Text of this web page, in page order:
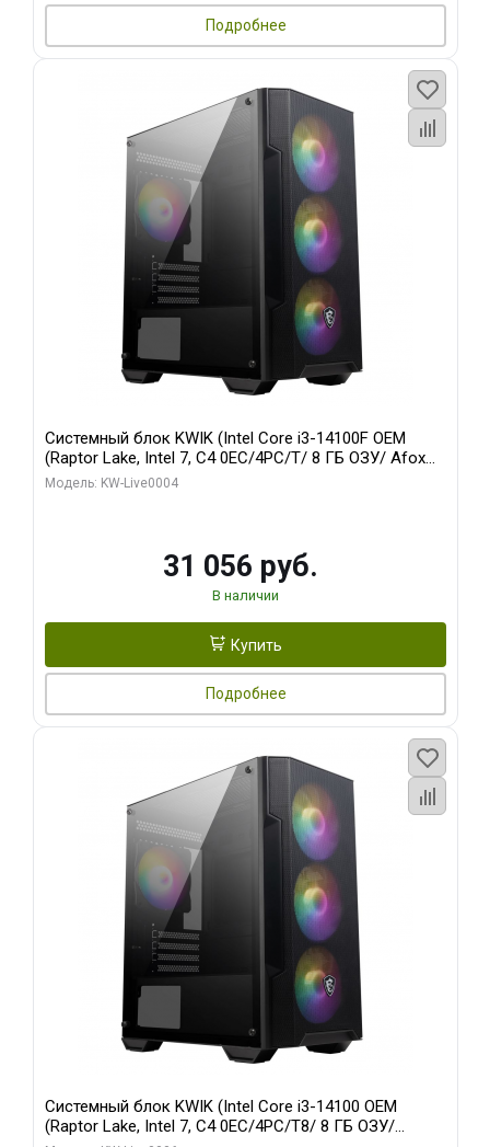
Подробнее
Системный блок KWIK (Intel Core i3-14100F OEM
(Raptor Lake, Intel 7, C4 0EC/4PC/T/ 8 ГБ ОЗУ/ Afox
R5 220 1GB DDR3 64bit VGA DVI HDMI 1FAN LP RTL /
Модель: KW-Live0004
31 056 руб.
В наличии
Купить
Подробнее
Системный блок KWIK (Intel Core i3-14100 OEM
(Raptor Lake, Intel 7, C4 0EC/4PC/T8/ 8 ГБ ОЗУ/